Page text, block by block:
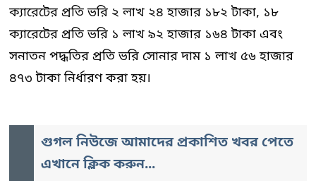
ক্যারেটের প্রতি ভরি ২ লাখ ২৪ হাজার ১৮২ টাকা, ১৮
ক্যারেটের প্রতি ভরি ১ লাখ ৯২ হাজার ১৬৪ টাকা এবং
সনাতন পদ্ধতির প্রতি ভরি সোনার দাম ১ লাখ ৫৬ হাজার
৪৭৩ টাকা নির্ধারণ করা হয়।
গুগল নিউজে আমাদের প্রকাশিত খবর পেতে
এখানে ক্লিক করুন...